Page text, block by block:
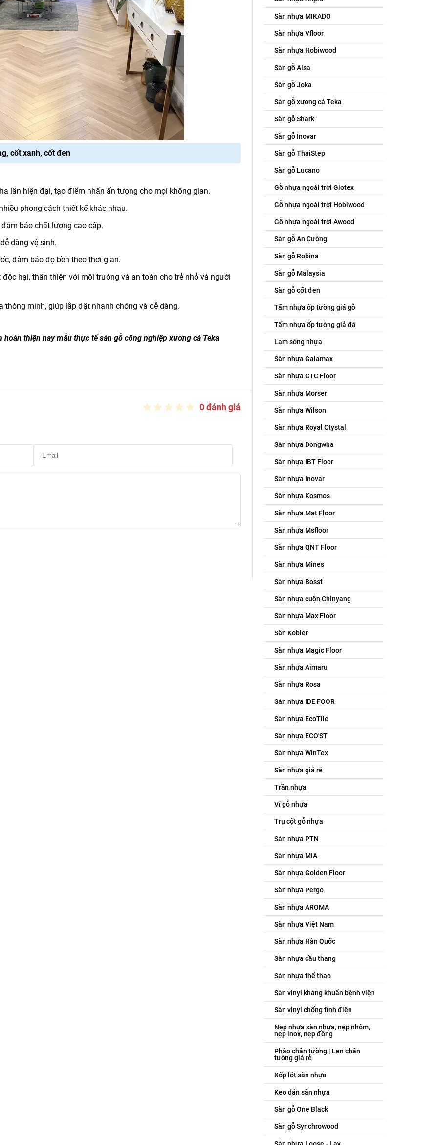
cốt xanh, cốt đen
lẫn hiện đại, tạo điểm nhấn ấn tượng cho mọi không gian.
phong cách thiết kế khác nhau.
bảo chất lượng cao cấp.
dàng vệ sinh.
đảm bảo độ bền theo thời gian.
hại, thân thiện với môi trường và an toàn cho trẻ nhỏ và người
thông minh, giúp lắp đặt nhanh chóng và dễ dàng.
thiện hay mẫu thực tế sàn gỗ công nghiệp xương cá Teka
0 đánh giá
Sàn nhựa MIKADO
Sàn nhựa Vfloor
Sàn nhựa Hobiwood
Sàn gỗ Alsa
Sàn gỗ Joka
Sàn gỗ xương cá Teka
Sàn gỗ Shark
Sàn gỗ Inovar
Sàn gỗ ThaiStep
Sàn gỗ Lucano
Gỗ nhựa ngoài trời Glotex
Gỗ nhựa ngoài trời Hobiwood
Gỗ nhựa ngoài trời Awood
Sàn gỗ An Cường
Sàn gỗ Robina
Sàn gỗ Malaysia
Sàn gỗ cốt đen
Tấm nhựa ốp tường giả gỗ
Tấm nhựa ốp tường giả đá
Lam sóng nhựa
Sàn nhựa Galamax
Sàn nhựa CTC Floor
Sàn nhựa Morser
Sàn nhựa Wilson
Sàn nhựa Royal Ctystal
Sàn nhựa Dongwha
Sàn nhựa IBT Floor
Sàn nhựa Inovar
Sàn nhựa Kosmos
Sàn nhựa Mat Floor
Sàn nhựa Msfloor
Sàn nhựa QNT Floor
Sàn nhựa Mines
Sàn nhựa Bosst
Sàn nhựa cuộn Chinyang
Sàn nhựa Max Floor
Sàn Kobler
Sàn nhựa Magic Floor
Sàn nhựa Aimaru
Sàn nhựa Rosa
Sàn nhựa IDE FOOR
Sàn nhựa EcoTile
Sàn nhựa ECO'ST
Sàn nhựa WinTex
Sàn nhựa giá rẻ
Trần nhựa
Vỉ gỗ nhựa
Trụ cột gỗ nhựa
Sàn nhựa PTN
Sàn nhựa MIA
Sàn nhựa Golden Floor
Sàn nhựa Pergo
Sàn nhựa AROMA
Sàn nhựa Việt Nam
Sàn nhựa Hàn Quốc
Sàn nhựa cầu thang
Sàn nhựa thể thao
Sàn vinyl kháng khuẩn bệnh viện
Sàn vinyl chống tĩnh điện
Nẹp nhựa sàn nhựa, nẹp nhôm,
nẹp inox, nẹp đồng
Phào chân tường | Len chân
tường giá rẻ
Xốp lót sàn nhựa
Keo dán sàn nhựa
Sàn gỗ One Black
Sàn gỗ Synchrowood